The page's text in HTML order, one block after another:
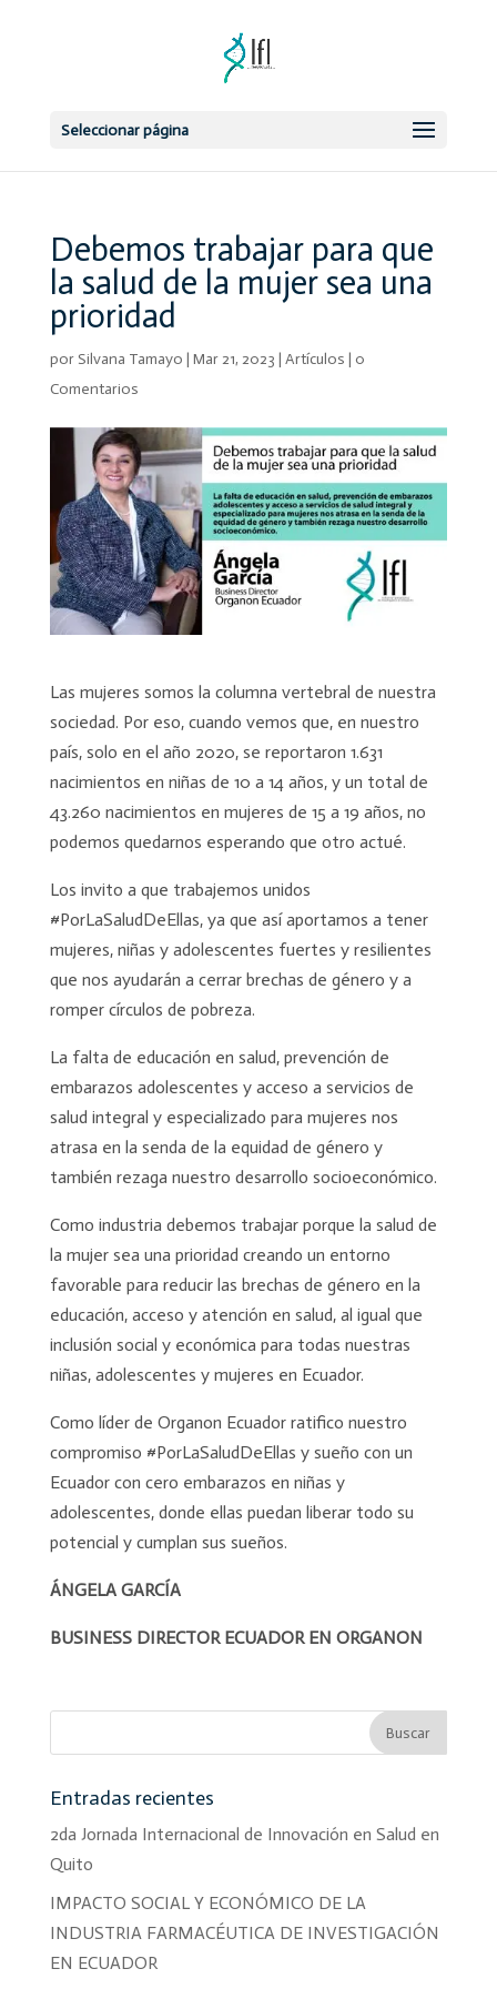
Seleccionar página
Debemos trabajar para que
la salud de la mujer sea una
prioridad
por Silvana Tamayo | Mar 21, 2023 | Artículos | 0
Comentarios
Las mujeres somos la columna vertebral de nuestra
sociedad. Por eso, cuando vemos que, en nuestro
país, solo en el año 2020, se reportaron 1.631
nacimientos en niñas de 10 a 14 años, y un total de
43.260 nacimientos en mujeres de 15 a 19 años, no
podemos quedarnos esperando que otro actué.
Los invito a que trabajemos unidos
#PorLaSaludDeEllas, ya que así aportamos a tener
mujeres, niñas y adolescentes fuertes y resilientes
que nos ayudarán a cerrar brechas de género y a
romper círculos de pobreza.
La falta de educación en salud, prevención de
embarazos adolescentes y acceso a servicios de
salud integral y especializado para mujeres nos
atrasa en la senda de la equidad de género y
también rezaga nuestro desarrollo socioeconómico.
Como industria debemos trabajar porque la salud de
la mujer sea una prioridad creando un entorno
favorable para reducir las brechas de género en la
educación, acceso y atención en salud, al igual que
inclusión social y económica para todas nuestras
niñas, adolescentes y mujeres en Ecuador.
Como líder de Organon Ecuador ratifico nuestro
compromiso #PorLaSaludDeEllas y sueño con un
Ecuador con cero embarazos en niñas y
adolescentes, donde ellas puedan liberar todo su
potencial y cumplan sus sueños.
ÁNGELA GARCÍA
BUSINESS DIRECTOR ECUADOR EN ORGANON
Entradas recientes
2da Jornada Internacional de Innovación en Salud en
Quito
IMPACTO SOCIAL Y ECONÓMICO DE LA
INDUSTRIA FARMACÉUTICA DE INVESTIGACIÓN
EN ECUADOR